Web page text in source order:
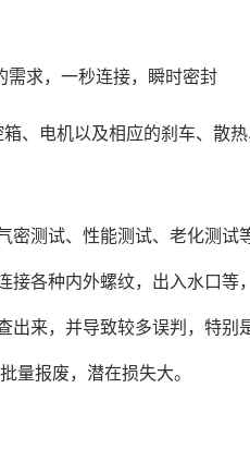
求，一秒连接，瞬时密封
电机以及相应的刹车、散热
测试、性能测试、老化测试
接各种内外螺纹，出入水口等
出来，并导致较多误判，特别
量报废，潜在损失大。